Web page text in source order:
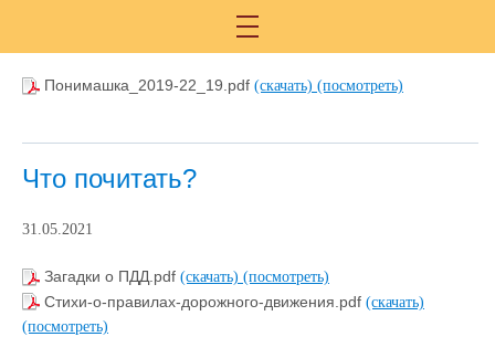
Понимашка_2019-22_19.pdf (скачать) (посмотреть)
Что почитать?
31.05.2021
Загадки о ПДД.pdf (скачать) (посмотреть)
Стихи-о-правилах-дорожного-движения.pdf (скачать)
(посмотреть)